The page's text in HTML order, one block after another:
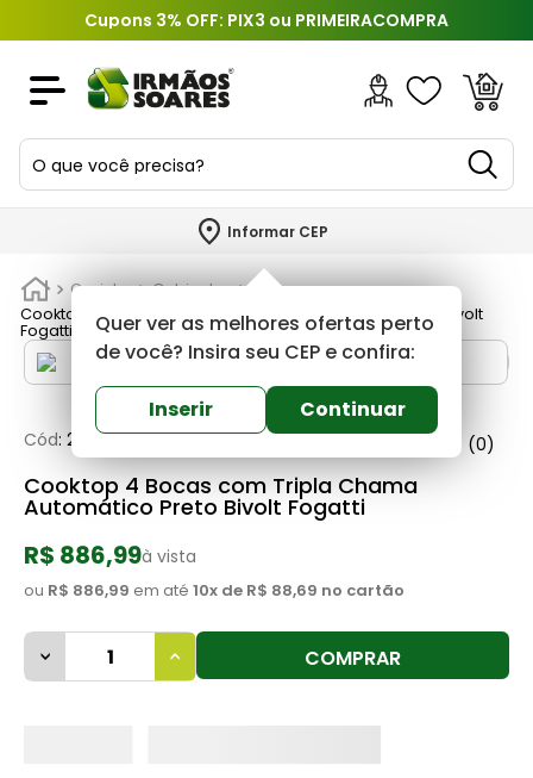
Cupons 3% OFF: PIX3 ou PRIMEIRACOMPRA
O que você precisa?
Informar CEP
Quer ver as melhores ofertas perto
de você? Insira seu CEP e confira:
Inserir Continuar
Cozinha
Gabinetes
Cooktop 4 Bocas com Tripla Chama Automático Preto Bivolt
Fogatti
Cód:250082 Fogatti (0)
Cooktop 4 Bocas com Tripla Chama
Automático Preto Bivolt Fogatti
R$ 886,99à vista
ou R$ 886,99 em até 10x de R$ 88,69 no cartão
COMPRAR
TERMOS MAIS BUSCADOS
2º
3º
porta
4º
revestimento
5º
argamassa
telha
7º
tinta
8 º
cimento
9º
vaso sanitário